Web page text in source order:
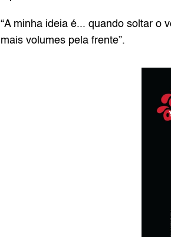
“A minha ideia é... quando soltar o
mais volumes pela frente”.